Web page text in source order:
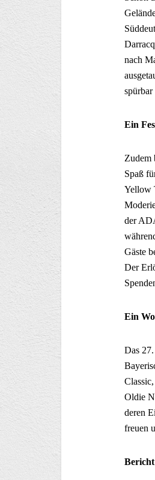
nach
Ein
Zudem
Spaß
Yellow
der
Gäste
Der
Ein
Das
Oldie
deren
freuen